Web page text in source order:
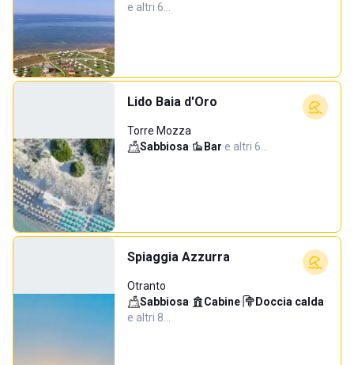
e altri 6…
Lido Baia d'Oro
Torre Mozza
Sabbiosa· Bar·e altri 6…
Spiaggia Azzurra
Otranto
Sabbiosa· Cabine· Doccia calda·
e altri 8…